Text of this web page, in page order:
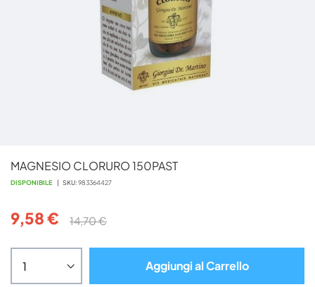
MAGNESIO CLORURO 150PAST
DISPONIBILE SKU 983364427
9,58 € 14,70 €
Aggiungi al Carrello
all'inizio
della
immagini